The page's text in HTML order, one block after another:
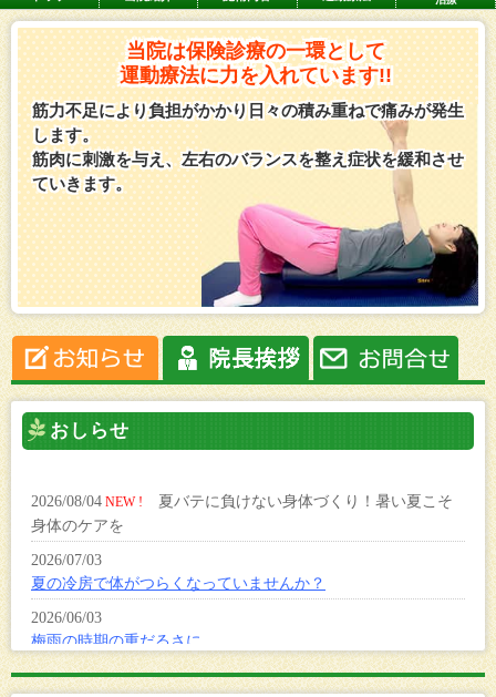
当院は保険診療の一環として
運動療法に力を入れています!!
筋力不足により負担がかかり日々の積み重ねで痛みが発生
します。
筋肉に刺激を与え、左右のバランスを整え症状を緩和させ
ていきます。
おしらせ